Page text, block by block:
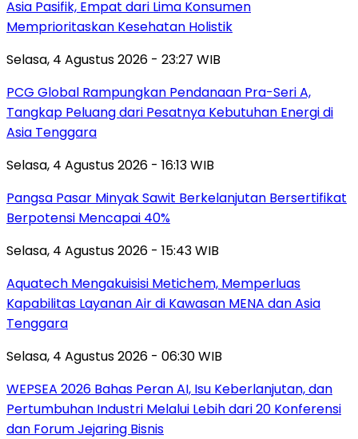
Asia Pasifik, Empat dari Lima Konsumen
Memprioritaskan Kesehatan Holistik
Selasa, 4 Agustus 2026 - 23:27 WIB
PCG Global Rampungkan Pendanaan Pra-Seri A,
Tangkap Peluang dari Pesatnya Kebutuhan Energi di
Asia Tenggara
Selasa, 4 Agustus 2026 - 16:13 WIB
Pangsa Pasar Minyak Sawit Berkelanjutan Bersertifikat
Berpotensi Mencapai 40%
Selasa, 4 Agustus 2026 - 15:43 WIB
Aquatech Mengakuisisi Metichem, Memperluas
Kapabilitas Layanan Air di Kawasan MENA dan Asia
Tenggara
Selasa, 4 Agustus 2026 - 06:30 WIB
WEPSEA 2026 Bahas Peran AI, Isu Keberlanjutan, dan
Pertumbuhan Industri Melalui Lebih dari 20 Konferensi
dan Forum Jejaring Bisnis